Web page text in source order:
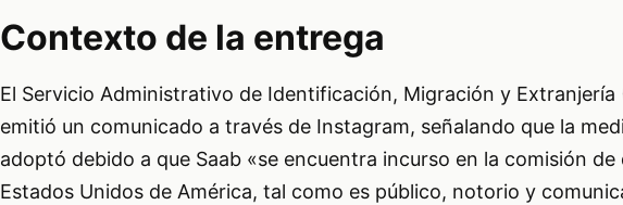
Contexto de la entrega
El Servicio Administrativo de Identificación, Migración y Extranjería
emitió un comunicado a través de Instagram, señalando que la
adoptó debido a que Saab «se encuentra incurso en la comisión
Estados Unidos de América, tal como es público, notorio y